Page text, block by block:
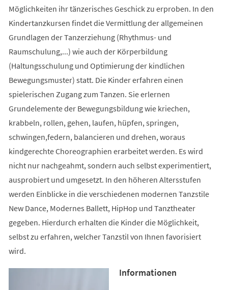
Möglichkeiten ihr tänzerisches Geschick zu erproben. In den
Kindertanzkursen findet die Vermittlung der allgemeinen
Grundlagen der Tanzerziehung (Rhythmus- und
Raumschulung,...) wie auch der Körperbildung
(Haltungsschulung und Optimierung der kindlichen
Bewegungsmuster) statt. Die Kinder erfahren einen
spielerischen Zugang zum Tanzen. Sie erlernen
Grundelemente der Bewegungsbildung wie kriechen,
krabbeln, rollen, gehen, laufen, hüpfen, springen,
schwingen,federn, balancieren und drehen, woraus
kindgerechte Choreographien erarbeitet werden. Es wird
nicht nur nachgeahmt, sondern auch selbst experimentiert,
ausprobiert und umgesetzt. In den höheren Altersstufen
werden Einblicke in die verschiedenen modernen Tanzstile
New Dance, Modernes Ballett, HipHop und Tanztheater
gegeben. Hierdurch erhalten die Kinder die Möglichkeit,
selbst zu erfahren, welcher Tanzstil von Ihnen favorisiert
wird.
Informationen